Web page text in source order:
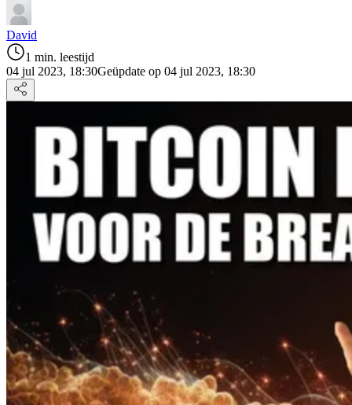
David
1 min. leestijd
04 jul 2023, 18:30Geüpdate op 04 jul 2023, 18:30